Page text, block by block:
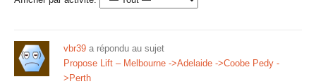
vbr39 a répondu au sujet
Propose Lift – Melbourne ->Adelaide ->Coobe Pedy -
>Perth